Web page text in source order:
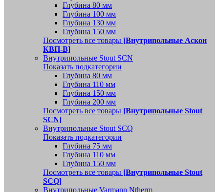
Глубина 80 мм
Глубина 100 мм
Глубина 130 мм
Глубина 150 мм
Посмотреть все товары [Внутрипольные Аскон
КВП-В]
Внутрипольные Stout SCN
Показать подкатегории
Глубина 80 мм
Глубина 110 мм
Глубина 150 мм
Глубина 200 мм
Посмотреть все товары [Внутрипольные Stout
SCN]
Внутрипольные Stout SCQ
Показать подкатегории
Глубина 75 мм
Глубина 110 мм
Глубина 150 мм
Посмотреть все товары [Внутрипольные Stout
SCQ]
Внутрипольные Varmann Ntherm